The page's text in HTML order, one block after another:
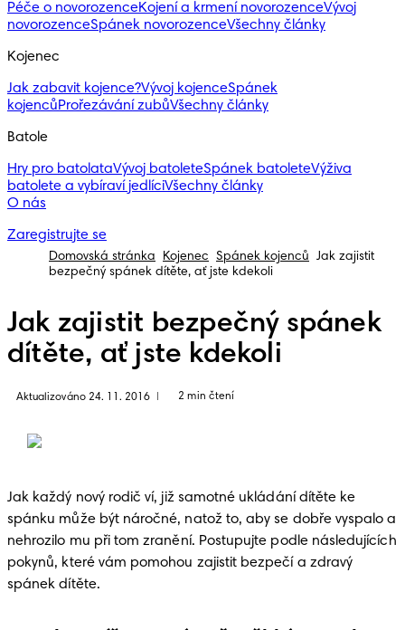
Péče o novorozenceKojení a krmení novorozenceVývoj
novorozenceSpánek novorozenceVšechny články
Kojenec
Jak zabavit kojence?Vývoj kojenceSpánek
kojencůProřezávání zubůVšechny články
Batole
Hry pro batolataVývoj batoleteSpánek batoleteVýživa
batolete a vybíraví jedlíciVšechny články
O nás
Zaregistrujte se
Domovská stránka Kojenec Spánek kojenců
Jak zajistit
bezpečný spánek dítěte, ať jste kdekoli
Jak zajistit bezpečný spánek
dítěte, ať jste kdekoli
Aktualizováno 24. 11. 2016 2 min čtení
Jak každý nový rodič ví, již samotné ukládání dítěte ke
spánku může být náročné, natož to, aby se dobře vyspalo a
nehrozilo mu při tom zranění. Postupujte podle následujících
pokynů, které vám pomohou zajistit bezpečí a zdravý
spánek dítěte.